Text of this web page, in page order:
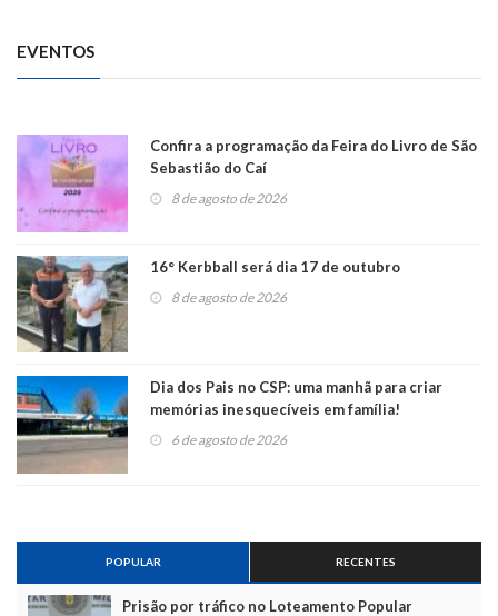
EVENTOS
Confira a programação da Feira do Livro de São
Sebastião do Caí
8 de agosto de 2026
16° Kerbball será dia 17 de outubro
8 de agosto de 2026
Dia dos Pais no CSP: uma manhã para criar
memórias inesquecíveis em família!
6 de agosto de 2026
POPULAR RECENTES
Prisão por tráfico no Loteamento Popular